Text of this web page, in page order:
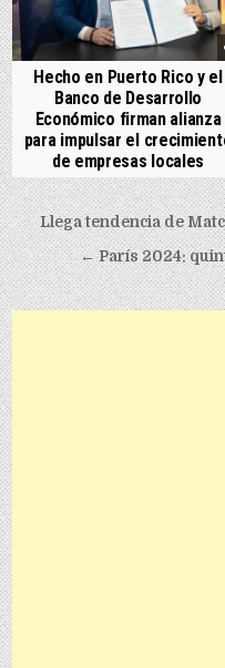
Hecho en Puerto Rico y el
Banco de Desarrollo
Económico firman alianza
para impulsar el
de empresas locales
Post
Llega tendencia de
← París 2024: